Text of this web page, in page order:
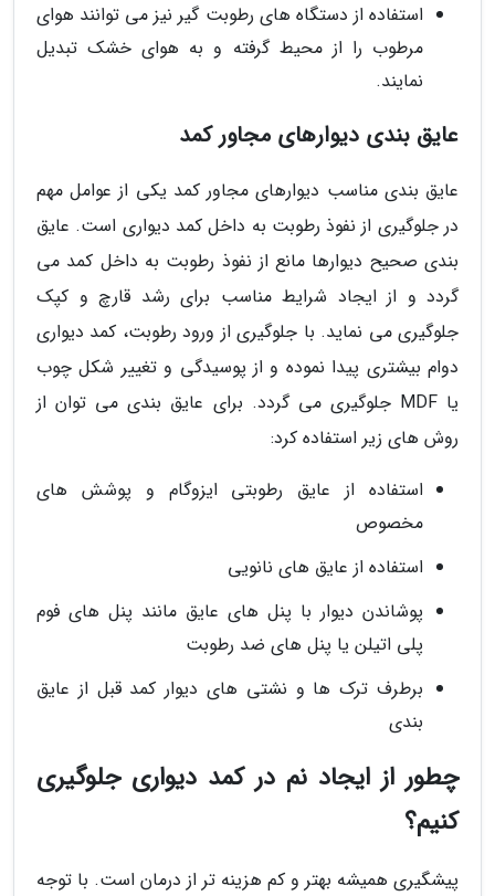
استفاده از دستگاه های رطوبت گیر نیز می توانند هوای
مرطوب را از محیط گرفته و به هوای خشک تبدیل
نمایند.
عایق بندی دیوارهای مجاور کمد
عایق بندی مناسب دیوارهای مجاور کمد یکی از عوامل مهم
در جلوگیری از نفوذ رطوبت به داخل کمد دیواری است. عایق
بندی صحیح دیوارها مانع از نفوذ رطوبت به داخل کمد می
گردد و از ایجاد شرایط مناسب برای رشد قارچ و کپک
جلوگیری می نماید. با جلوگیری از ورود رطوبت، کمد دیواری
دوام بیشتری پیدا نموده و از پوسیدگی و تغییر شکل چوب
یا MDF جلوگیری می گردد. برای عایق بندی می توان از
روش های زیر استفاده کرد:
استفاده از عایق رطوبتی ایزوگام و پوشش های
مخصوص
استفاده از عایق های نانویی
پوشاندن دیوار با پنل های عایق مانند پنل های فوم
پلی اتیلن یا پنل های ضد رطوبت
برطرف ترک ها و نشتی های دیوار کمد قبل از عایق
بندی
چطور از ایجاد نم در کمد دیواری جلوگیری
کنیم؟
پیشگیری همیشه بهتر و کم هزینه تر از درمان است. با توجه